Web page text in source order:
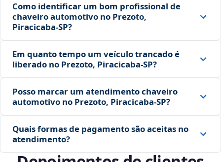
Como identificar um bom profissional de
chaveiro automotivo no Prezoto,
Piracicaba‑SP?
Em quanto tempo um veículo trancado é
liberado no Prezoto, Piracicaba‑SP?
Posso marcar um atendimento chaveiro
automotivo no Prezoto, Piracicaba‑SP?
Quais formas de pagamento são aceitas no
atendimento?